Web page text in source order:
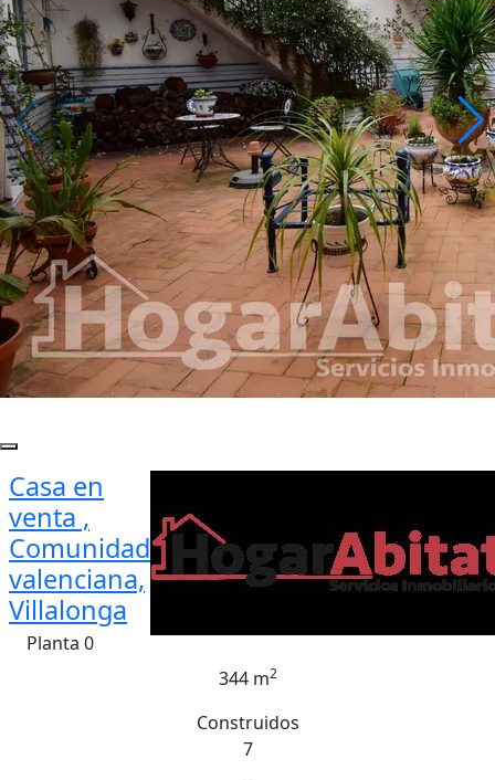
Casa en
venta ,
Comunidad
valenciana,
Villalonga
Planta 0
344 m2
Construidos
7